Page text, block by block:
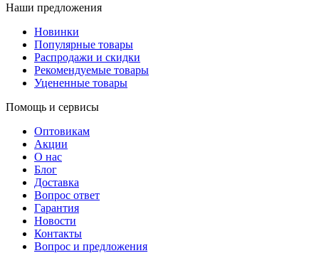
Наши предложения
Новинки
Популярные товары
Распродажи и скидки
Рекомендуемые товары
Уцененные товары
Помощь и сервисы
Оптовикам
Акции
О нас
Блог
Доставка
Вопрос ответ
Гарантия
Новости
Контакты
Вопрос и предложения